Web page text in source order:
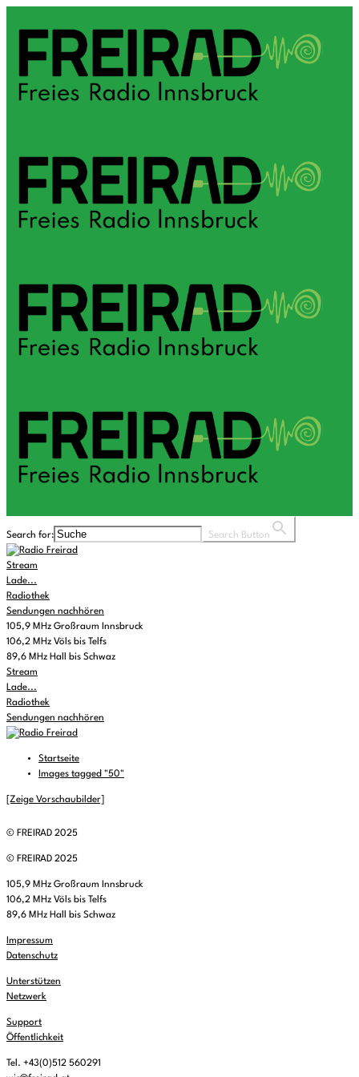
Search for: Search Button
Stream
Lade...
Radiothek
Sendungen nachhören
105,9 MHz Großraum Innsbruck
106,2 MHz Völs bis Telfs
89,6 MHz Hall bis Schwaz
Stream
Lade...
Radiothek
Sendungen nachhören
Startseite
Images tagged "50"
[Zeige Vorschaubilder]
© FREIRAD 2025
© FREIRAD 2025
105,9 MHz Großraum Innsbruck
106,2 MHz Völs bis Telfs
89,6 MHz Hall bis Schwaz
Impressum
Datenschutz
Unterstützen
Netzwerk
Support
Öffentlichkeit
Tel. +43(0)512 560291